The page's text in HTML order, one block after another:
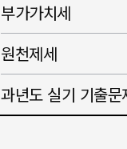
부가가치세
원천제세
과년도 실기 기출문